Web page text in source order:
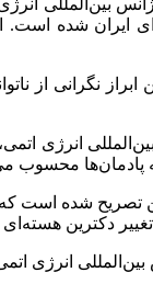
ایران شده است.
انرژی
پادمان‌ها محسوب
شده است که
انرژی